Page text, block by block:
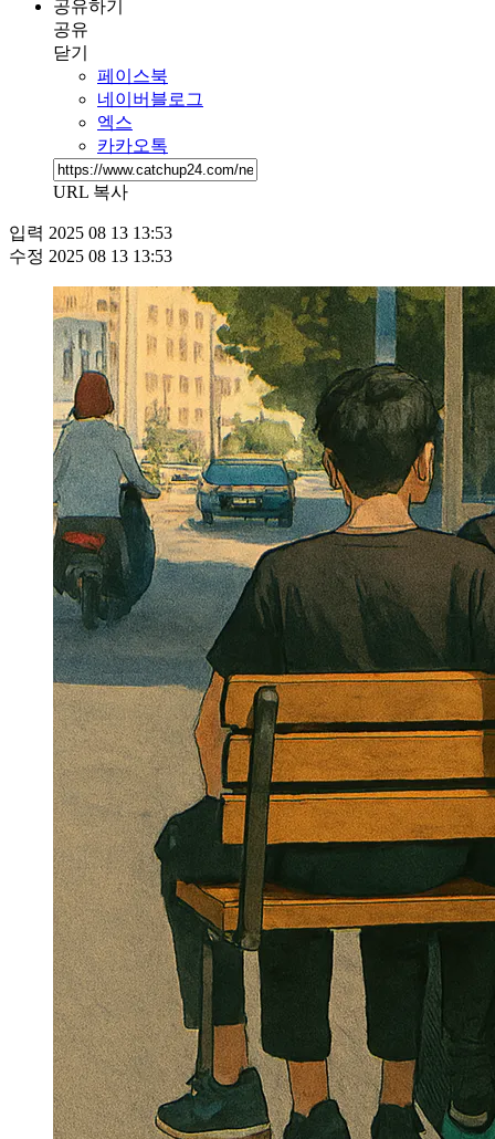
공유하기
공유
닫기
페이스북
네이버블로그
엑스
카카오톡
URL 복사
입력 2025 08 13 13:53
수정 2025 08 13 13:53